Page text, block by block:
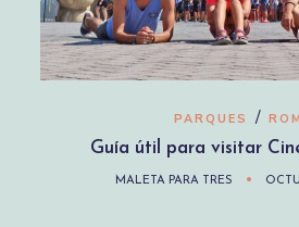
PARQUES /
Guía útil para visitar
MALETA PARA TRES